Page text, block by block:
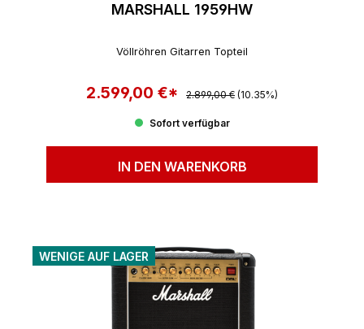
MARSHALL 1959HW
Völlröhren Gitarren Topteil
Verkaufspreis:
2.599,00 €* Regulärer Preis:
2.899,00 € (10.35%)
Sofort verfügbar
IN DEN WARENKORB
WENIGE AUF LAGER